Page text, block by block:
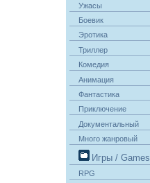
Ужасы
Боевик
Эротика
Триллер
Комедия
Анимация
Фантастика
Приключение
Документальный
Много жанровый
Игры / Games
RPG